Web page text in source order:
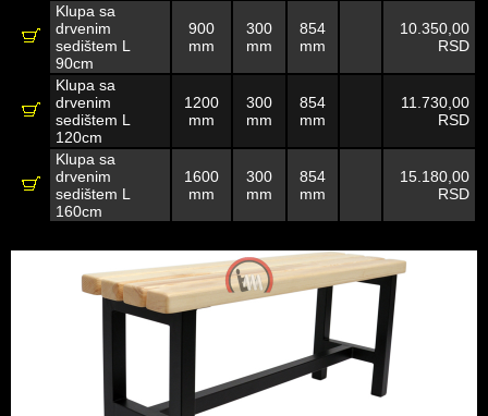
Klupa sa
drvenim
sedištem L
90cm
900
mm
300
mm
854
mm
10.350,00
RSD
Klupa sa
drvenim
sedištem L
120cm
1200
mm
300
mm
854
mm
11.730,00
RSD
Klupa sa
drvenim
sedištem L
160cm
1600
mm
300
mm
854
mm
15.180,00
RSD